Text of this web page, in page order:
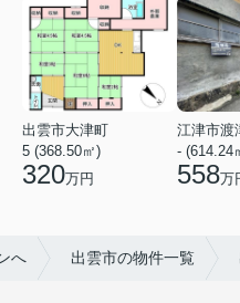
出雲市大津町
5 (368.50㎡)
320万円
江津市渡
- (614.24
558万
へ 出雲市の物件一覧